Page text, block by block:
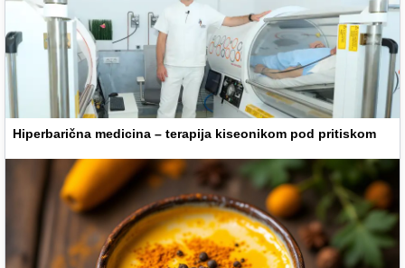
Hiperbarična medicina – terapija kiseonikom pod pritiskom